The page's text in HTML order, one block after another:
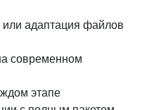
или адаптация файлов
современном
этапе